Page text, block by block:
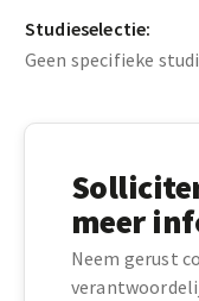
Studieselectie:
Geen specifieke
meer
Neem gerust